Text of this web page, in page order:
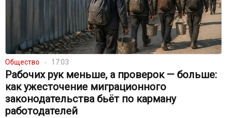
Общество 17:03
Рабочих рук меньше, а проверок — больше:
как ужесточение миграционного
законодательства бьёт по карману
работодателей